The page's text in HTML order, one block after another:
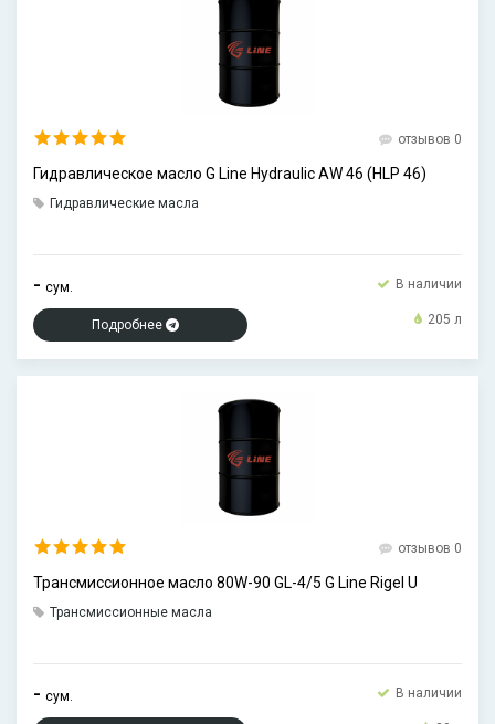
отзывов 0
Гидравлическое масло G Line Hydraulic AW 46 (HLP 46)
Гидравлические масла
- сум. В наличии
Подробнее 205 л
отзывов 0
Трансмиссионное масло 80W-90 GL-4/5 G Line Rigel U
Трансмиссионные масла
- сум. В наличии